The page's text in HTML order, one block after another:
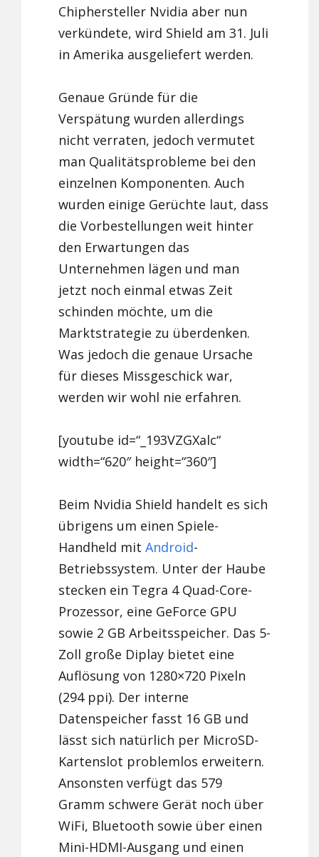
Chiphersteller Nvidia aber nun
verkündete, wird Shield am 31. Juli
in Amerika ausgeliefert werden.
Genaue Gründe für die
Verspätung wurden allerdings
nicht verraten, jedoch vermutet
man Qualitätsprobleme bei den
einzelnen Komponenten. Auch
wurden einige Gerüchte laut, dass
die Vorbestellungen weit hinter
den Erwartungen das
Unternehmen lägen und man
jetzt noch einmal etwas Zeit
schinden möchte, um die
Marktstrategie zu überdenken.
Was jedoch die genaue Ursache
für dieses Missgeschick war,
werden wir wohl nie erfahren.
[youtube id=“_193VZGXalc“
width=“620″ height=“360″]
Beim Nvidia Shield handelt es sich
übrigens um einen Spiele-
Handheld mitAndroid-
Betriebssystem. Unter der Haube
stecken ein Tegra 4 Quad-Core-
Prozessor, eine GeForce GPU
sowie 2 GB Arbeitsspeicher. Das 5-
Zoll große Diplay bietet eine
Auflösung von 1280×720 Pixeln
(294 ppi). Der interne
Datenspeicher fasst 16 GB und
lässt sich natürlich per MicroSD-
Kartenslot problemlos erweitern.
Ansonsten verfügt das 579
Gramm schwere Gerät noch über
WiFi, Bluetooth sowie über einen
Mini-HDMI-Ausgang und einen